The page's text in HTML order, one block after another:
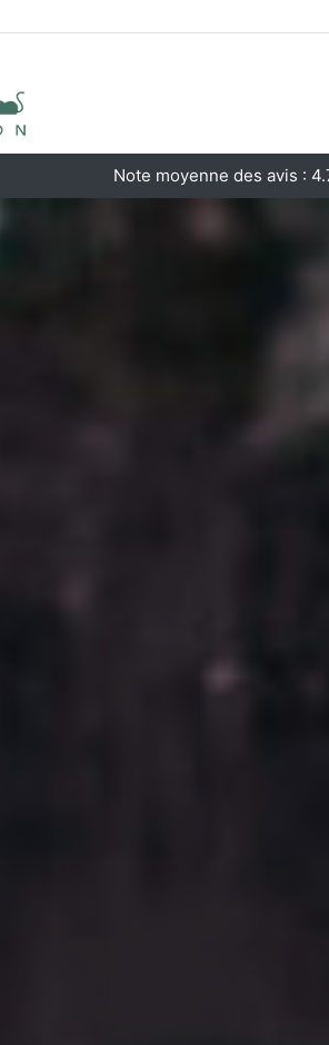
Note moyenne des avis :